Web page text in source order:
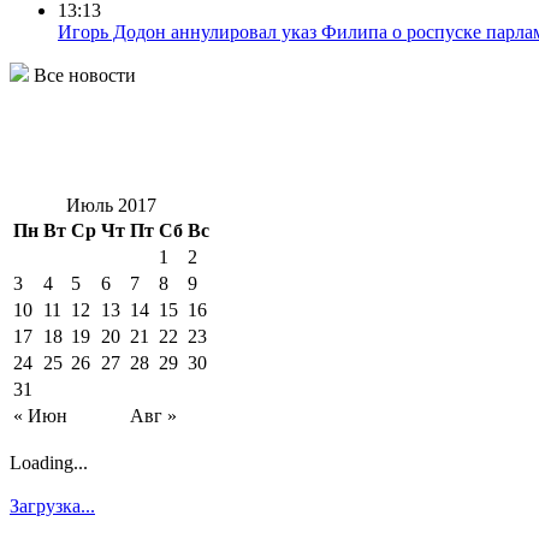
13:13
Игорь Додон аннулировал указ Филипа о роспуске
Все новости
Июль 2017
Пн Вт Ср Чт Пт Сб Вс
« Июн Авг »
1
2
3
4 5 6 7 8
9
10 11 12 13 14 15 16
17 18 19 20 21 22 23
24 25 26 27 28 29 30
31
Loading...
Загрузка...